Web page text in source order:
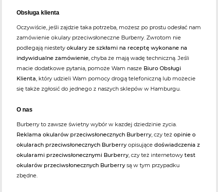
Obsługa klienta
Oczywiście, jeśli zajdzie taka potrzeba, możesz po prostu odesłać nam
zamówienie okulary przeciwsłoneczne Burberry. Zwrotom nie
podlegają niestety okulary ze szkłami na receptę wykonane na
indywidualne zamówienie, chyba że mają wadę techniczną. Jeśli
macie dodatkowe pytania, pomoże Wam nasze Biuro Obsługi
Klienta, który udzieli Wam pomocy drogą telefoniczną lub możecie
się także zgłosić do jednego z naszych sklepów w Hamburgu.
O nas
Burberry to zawsze świetny wybór w kazdej dziedzinie zycia.
Reklama okularów przeciwsłonecznych Burberry, czy też opinie o
okularach przeciwsłonecznych Burberry opisujące doświadczenia z
okularami przeciwsłonecznymi Burberry, czy też internetowy test
okularów przeciwsłonecznych Burberry są w tym przypadku
zbędne.